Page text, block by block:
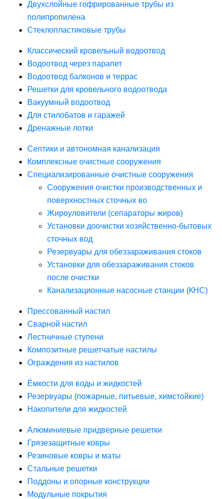
Двухслойные гофрированные трубы из
полипропилена
Стеклопластиковые трубы
Классический кровельный водоотвод
Водоотвод через парапет
Водоотвод балконов и террас
Решетки для кровельного водоотвода
Вакуумный водоотвод
Для стилобатов и гаражей
Дренажные лотки
Септики и автономная канализация
Комплексные очистные сооружения
Специализированные очистные сооружения
Сооружения очистки производственных и
поверхностных сточных во
Жироуловители (сепараторы жиров)
Установки доочистки хозяйственно-бытовых
сточных вод
Резервуары для обеззараживания стоков
Установки для обеззараживания стоков
после очистки
Канализационные насосные станции (КНС)
Прессованный настил
Сварной настил
Лестничные ступени
Композитные решетчатые настилы
Ограждения из настилов
Ёмкости для воды и жидкостей
Резервуары (пожарные, питьевые, химстойкие)
Накопители для жидкостей
Алюминиевые придверные решетки
Грязезащитные ковры
Резиновые ковры и маты
Стальные решетки
Поддоны и опорные конструкции
Модульные покрытия